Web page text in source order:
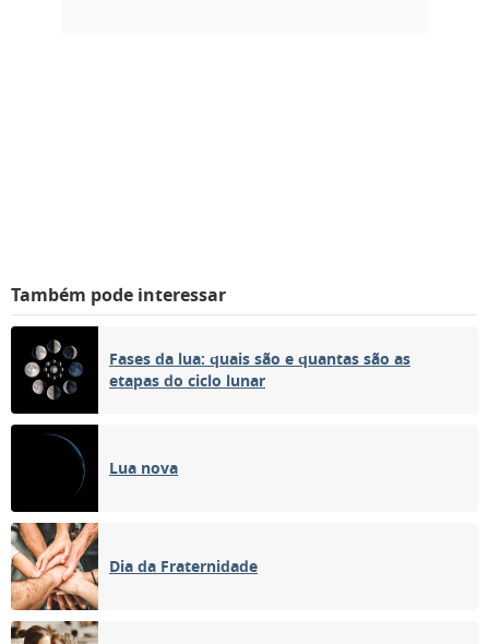
Também pode interessar
Fases da lua: quais são e quantas são as
etapas do ciclo lunar
Lua nova
Dia da Fraternidade